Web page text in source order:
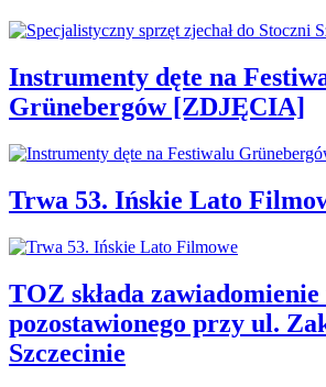
Instrumenty dęte na
Grünebergów [ZDJĘCIA]
Trwa 53. Ińskie Lato
TOZ składa zawiadomienie
pozostawionego przy ul.
Szczecinie